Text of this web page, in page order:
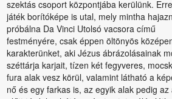
szektás csoport központjába kerülünk.
játék borítóképe is utal, mely mintha
próbálna Da Vinci Utolsó vacsora című
festményére, csak éppen öltönyös
karakterünket, aki Jézus ábrázolásainak
széttárja karjait, tízen két fegyveres,
fura alak vesz körül, valamint látható a
nő és egy farkas is, az egyik alak pedig az